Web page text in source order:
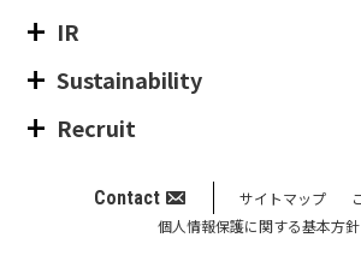
IR
Sustainability
Recruit
Contact サイトマップ
個人情報保護に関する基本方針